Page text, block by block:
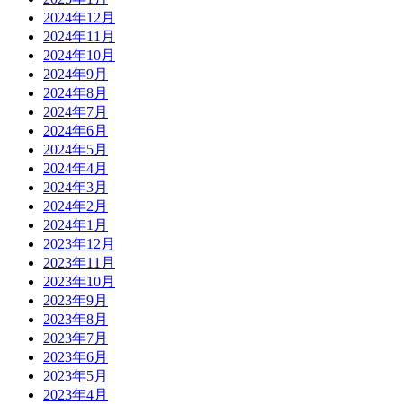
2024年12月
2024年11月
2024年10月
2024年9月
2024年8月
2024年7月
2024年6月
2024年5月
2024年4月
2024年3月
2024年2月
2024年1月
2023年12月
2023年11月
2023年10月
2023年9月
2023年8月
2023年7月
2023年6月
2023年5月
2023年4月